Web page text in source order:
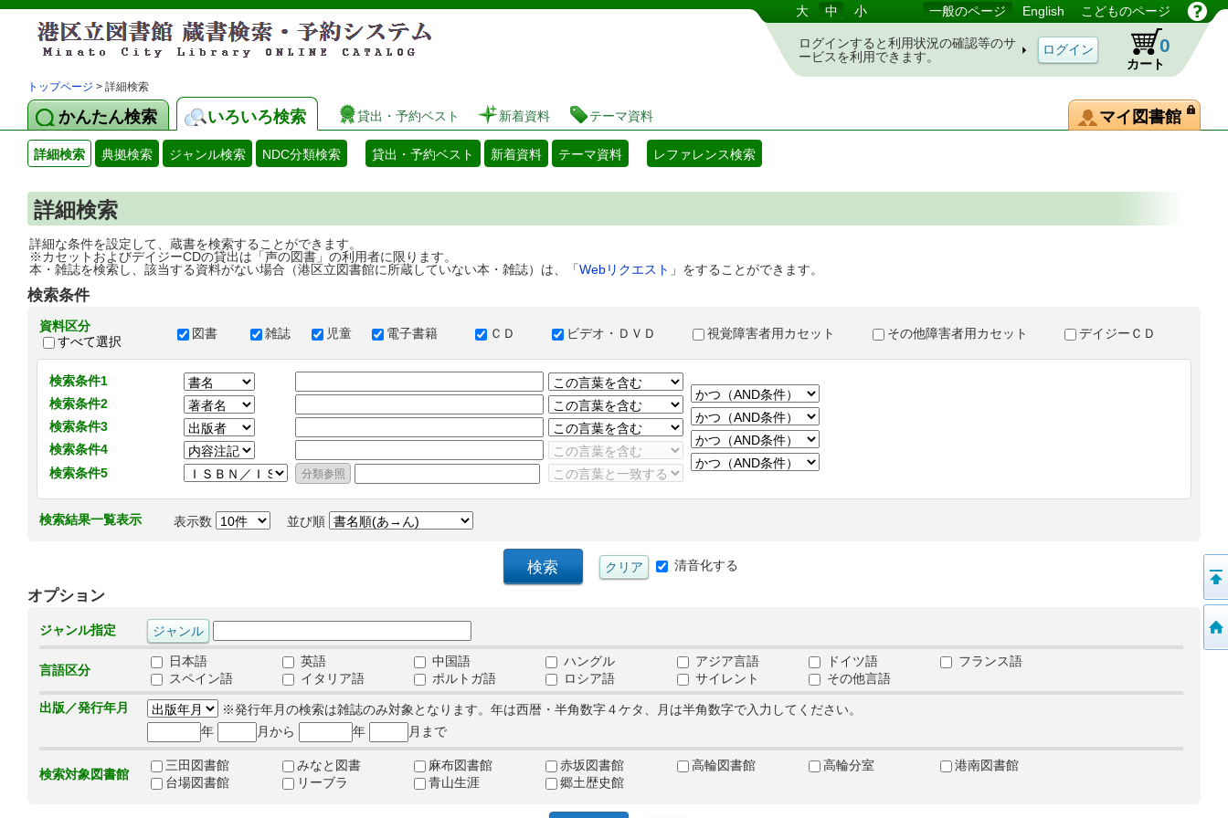
港区立図書館 蔵書検索・予約システム 大 中 小 一般のページ English こどものページ
ログインすると利用状況の確認等のサ
ービスを利用できます。
カート
0
トップページ > 詳細検索
かんたん検索 いろいろ検索 貸出・予約ベスト 新着資料 テーマ資料 マイ図書館
詳細検索 典拠検索 ジャンル検索 NDC分類検索 貸出・予約ベスト 新着資料 テーマ資料 レファレンス検索
詳細検索
詳細な条件を設定して、蔵書を検索することができます。
※カセットおよびデイジーCDの貸出は「声の図書」の利用者に限ります。
本・雑誌を検索し、該当する資料がない場合（港区立図書館に所蔵していない本・雑誌）は、「Webリクエスト 」をすることができます。
検索条件
資料区分
すべて選択
図書 雑誌 児童 電子書籍 ＣＤ ビデオ・ＤＶＤ 視覚障害者用カセット その他障害者用カセット デイジーＣＤ
検索条件1
検索条件2
検索条件3
検索条件4
検索条件5
検索結果一覧表示 表示数 並び順
清音化する
オプション
ジャンル指定
言語区分
日本語 英語 中国語 ハングル アジア言語 ドイツ語
フランス語
スペイン語
イタリア語 ポルトガ語 ロシア語 サイレント
その他言語
出版／発行年月
※発行年月の検索は雑誌のみ対象となります。年は西暦・半角数字４ケタ、月は半角数字で入力してください。
年
月から 年 月まで
検索対象図書館
三田図書館 みなと図書 麻布図書館 赤坂図書館 高輪図書館 高輪分室
港南図書館
台場図書館
リーブラ 青山生涯 郷土歴史館